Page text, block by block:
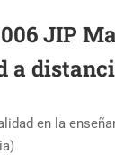
JIP
a
en la